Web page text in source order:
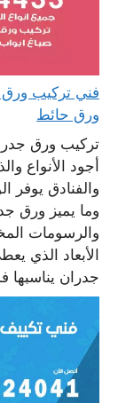
ورق حائط
تركيب ورق
أجود الأنواع
والفنادق يوفر
وما يميز ورق
والرسومات
الأبعاد الذي
جدران يناسبها